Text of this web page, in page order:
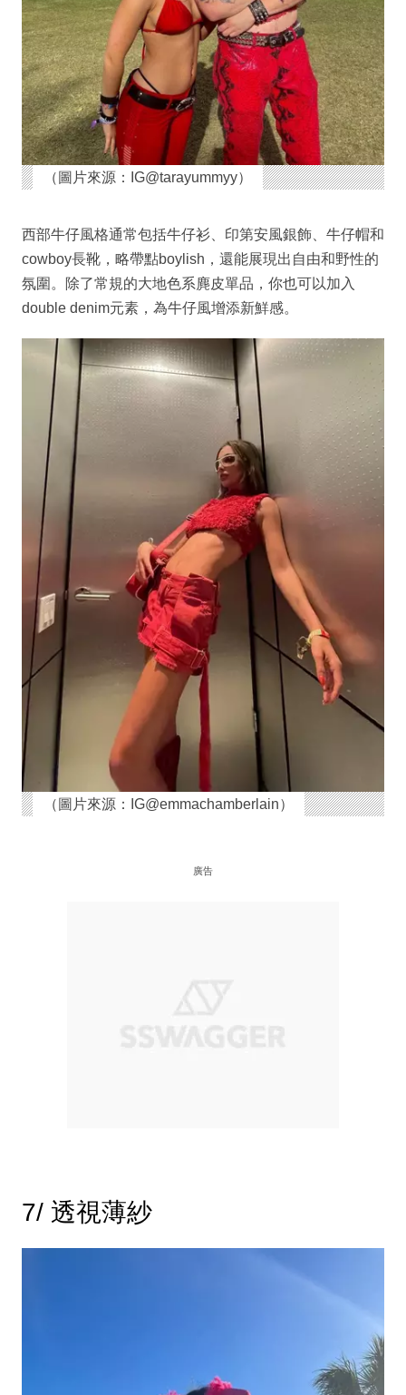
（圖片來源：IG@tarayummyy）
西部牛仔風格通常包括牛仔衫、印第安風銀飾、牛仔帽和
cowboy長靴，略帶點boylish，還能展現出自由和野性的
氛圍。除了常規的大地色系麂皮單品，你也可以加入
double denim元素，為牛仔風增添新鮮感。
（圖片來源：IG@emmachamberlain）
廣告
7/ 透視薄紗